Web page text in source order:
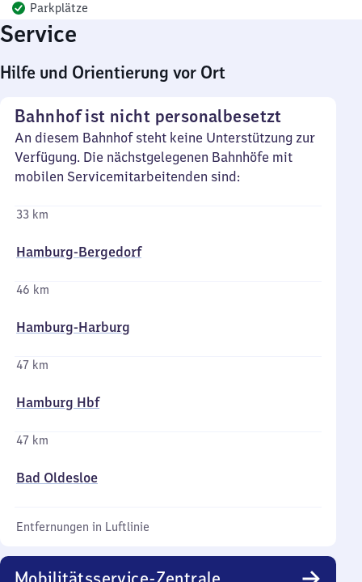
Parkplätze
Service
Hilfe und Orientierung vor Ort
Bahnhof ist nicht personalbesetzt
An diesem Bahnhof steht keine Unterstützung zur
Verfügung. Die nächstgelegenen Bahnhöfe mit
mobilen Servicemitarbeitenden sind:
33 km
Hamburg-Bergedorf
46 km
Hamburg-Harburg
47 km
Hamburg Hbf
47 km
Bad Oldesloe
Entfernungen in Luftlinie